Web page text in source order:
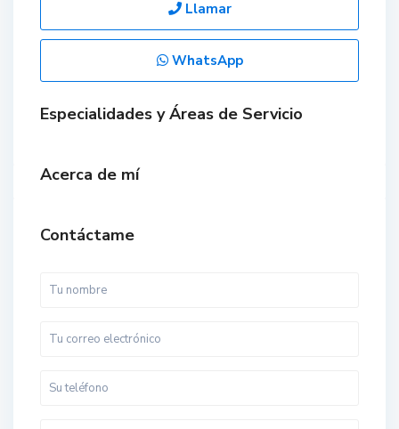
Llamar
WhatsApp
Especialidades y Áreas de Servicio
Acerca de mí
Contáctame